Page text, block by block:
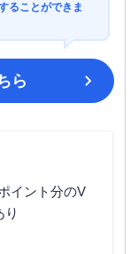
ることができま
ら
イント分のV
り